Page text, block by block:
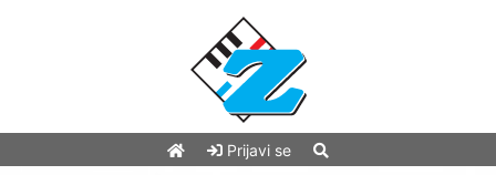
Prijavi se